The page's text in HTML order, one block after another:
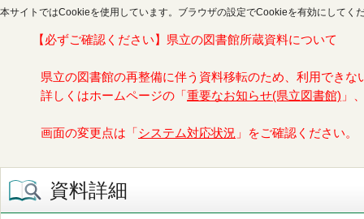
本サイトではCookieを使用しています。ブラウザの設定でCookieを有効にしてく
【必ずご確認ください】県立の図書館所蔵資料について
県立の図書館の再整備に伴う資料移転のため、利用できな
詳しくはホームページの「 重要なお知らせ(県立図書館) 」
画面の変更点は「 システム対応状況 」をご確認ください。
資料詳細